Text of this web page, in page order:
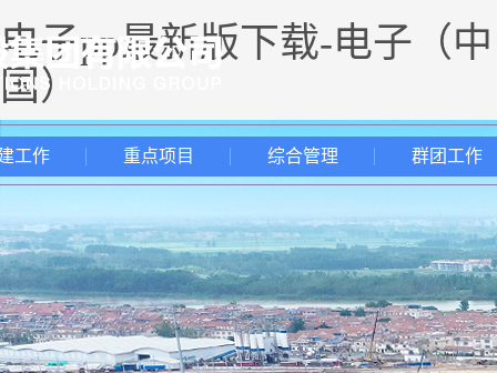
电子pp最新版下载-电子（中
国）
工作 重点项目 综合管理 群团工作